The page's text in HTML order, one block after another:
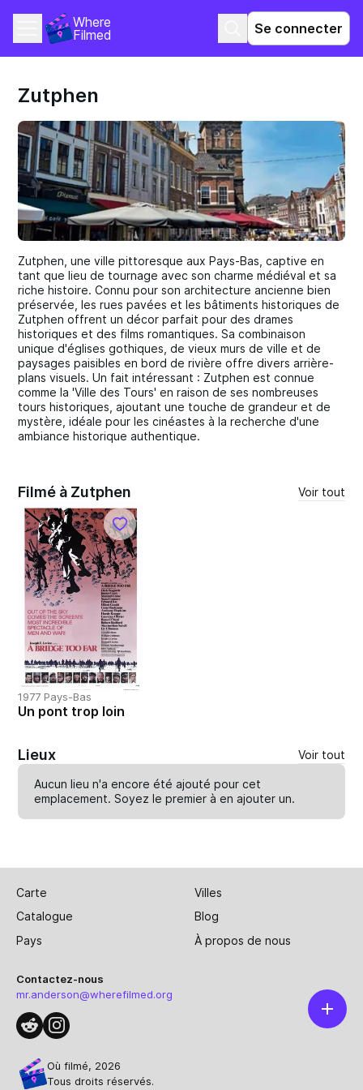
Where
Filmed
Se connecter
Zutphen
Zutphen, une ville pittoresque aux Pays-Bas, captive en
tant que lieu de tournage avec son charme médiéval et sa
riche histoire. Connu pour son architecture ancienne bien
préservée, les rues pavées et les bâtiments historiques de
Zutphen offrent un décor parfait pour des drames
historiques et des films romantiques. Sa combinaison
unique d'églises gothiques, de vieux murs de ville et de
paysages paisibles en bord de rivière offre divers arrière-
plans visuels. Un fait intéressant : Zutphen est connue
comme la 'Ville des Tours' en raison de ses nombreuses
tours historiques, ajoutant une touche de grandeur et de
mystère, idéale pour les cinéastes à la recherche d'une
ambiance historique authentique.
Filmé à Zutphen Voir tout
1977 Pays-Bas
Un pont trop loin
Lieux Voir tout
Aucun lieu n'a encore été ajouté pour cet
emplacement. Soyez le premier à enajouter un.
Carte
Villes
Catalogue
Blog
Pays
À propos de nous
Contactez-nous
mr.anderson@wherefilmed.org
Où filmé, 2026
Tous droits réservés.